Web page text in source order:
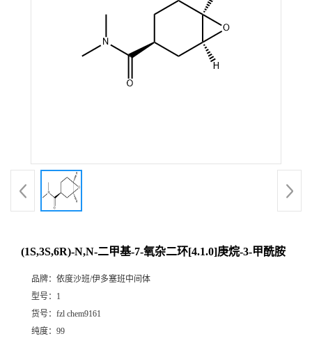
(1S,3S,6R)-N,N-二甲基-7-氧杂二环[4.1.0]庚烷-3-甲酰胺
品牌： 依度沙班/伊多塞班中间体
型号： 1
货号： fzl chem9161
纯度： 99